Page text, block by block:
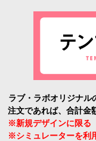
ラブ・ラボオリジナル
注文であれば、合計金
※新規デザインに限る
※シミュレーターを利